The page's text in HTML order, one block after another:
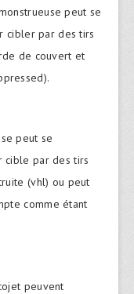
peut se
cibler par des tirs
de couvert et
peut se
cible par des tirs
(vhl) ou peut
comme étant
peuvent